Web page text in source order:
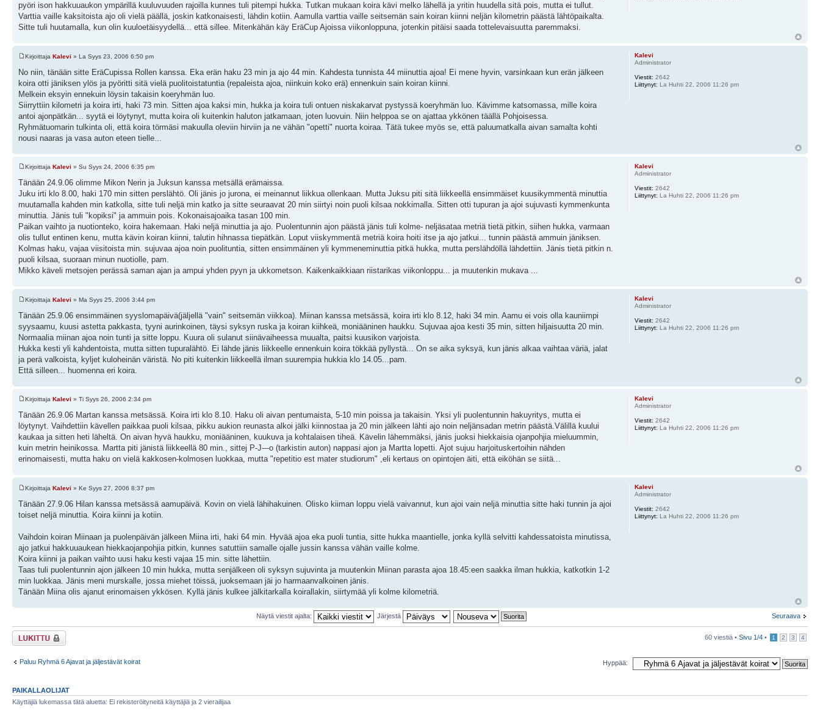
pyöri ison hakkuuaukon ympärillä kuuluvuuden rajoilla kunnes tuli pitempi hukka. Tutkan mukaan koira kävi melko lähellä ja yritin huudella sitä pois, mutta ei tullut.
Varttia vaille kaksitoista ajo oli vielä päällä, joskin katkonaisesti, lähdin kotiin. Aamulla varttia vaille seitsemän sain koiran kiinni neljän kilometrin päästä lähtöpaikalta.
Sitte tuli huutamalla, kun olin kuuloetäisyydellä... että sillee. Mitenkähän käy EräCup Ajoissa viikonloppuna, jotenkin pitäisi saada tottelevaisuutta paremmaksi.
Kirjoittaja Kalevi » La Syys 23, 2006 6:50 pm
No niin, tänään sitte EräCupissa Rollen kanssa. Eka erän haku 23 min ja ajo 44 min. Kahdesta tunnista 44 miinuttia ajoa! Ei mene hyvin, varsinkaan kun erän jälkeen
koira otti jäniksen ylös ja pyöritti sitä vielä puolitoistatuntia (repaleista ajoa, niinkuin koko erä) ennenkuin sain koiran kiinni.
Melkein eksyin ennekuin löysin takaisin koeryhmän luo.
Siirryttiin kilometri ja koira irti, haki 73 min. Sitten ajoa kaksi min, hukka ja koira tuli ontuen niskakarvat pystyssä koeryhmän luo. Kävimme katsomassa, mille koira
antoi ajonpätkän... syytä ei löytynyt, mutta koira oli kuitenkin haluton jatkamaan, joten luovuin. Niin helppoa se on ajattaa ykkönen täällä Pohjoisessa.
Ryhmätuomarin tulkinta oli, että koira törmäsi makuulla oleviin hirviin ja ne vähän "opetti" nuorta koiraa. Tätä tukee myös se, että paluumatkalla aivan samalta kohti
nousi naaras ja vasa auton eteen tielle...
Kalevi
Administrator
Viestit: 2642
Liittynyt: La Huhti 22, 2006 11:26 pm
Kirjoittaja Kalevi » Su Syys 24, 2006 6:35 pm
Tänään 24.9.06 olimme Mikon Nerin ja Juksun kanssa metsällä erämaissa.
Juku irti klo 8.00, haki 170 min sitten perslähtö. Oli jänis jo jurona, ei meinannut liikkua ollenkaan. Mutta Juksu piti sitä liikkeellä ensimmäiset kuusikymmentä minuttia
muutamalla kahden min katkolla, sitte tuli neljä min katko ja sitte seuraavat 20 min siirtyi noin puoli kilsaa nokkimalla. Sitten otti tupuran ja ajoi sujuvasti kymmenkunta
minuttia. Jänis tuli "kopiksi" ja ammuin pois. Kokonaisajoaika tasan 100 min.
Paikan vaihto ja nuotionteko, koira hakemaan. Haki neljä minuttia ja ajo. Puolentunnin ajon päästä jänis tuli kolme- neljäsataa metriä tietä pitkin, siihen hukka, varmaan
olis tullut entinen kenu, mutta kävin koiran kiinni, talutin hihnassa tiepätkän. Loput viiskymmentä metriä koira hoiti itse ja ajo jatkui... tunnin päästä ammuin jäniksen.
Kolmas haku, vajaa viisitoista min. sujuvaa ajoa noin puolituntia, sitten ensimmäinen yli kymmeneminuttia pitkä hukka, mutta perslähdöllä lähdettiin. Jänis tietä pitkin n.
puoli kilsaa, suoraan minun nuotiolle, pam.
Mikko käveli metsojen perässä saman ajan ja ampui yhden pyyn ja ukkometson. Kaikenkaikkiaan riistarikas viikonloppu... ja muutenkin mukava ...
Kalevi
Administrator
Viestit: 2642
Liittynyt: La Huhti 22, 2006 11:26 pm
Kirjoittaja Kalevi » Ma Syys 25, 2006 3:44 pm
Tänään 25.9.06 ensimmäinen syyslomapäivä(jäljellä "vain" seitsemän viikkoa). Miinan kanssa metsässä, koira irti klo 8.12, haki 34 min. Aamu ei vois olla kauniimpi
syysaamu, kuusi astetta pakkasta, tyyni aurinkoinen, täysi syksyn ruska ja koiran kiihkeä, moniääninen haukku. Sujuvaa ajoa kesti 35 min, sitten hiljaisuutta 20 min.
Normaalia miinan ajoa noin tunti ja sitte loppu. Kuura oli sulanut siinävaiheessa muualta, paitsi kuusikon varjoista.
Hukka kesti yli kahdentoista, mutta sitten tupuralähtö. Ei lähde jänis liikkeelle ennenkuin koira tökkää pyllystä... On se aika syksyä, kun jänis alkaa vaihtaa väriä, jalat
ja perä valkoista, kyljet kuloheinän väristä. No piti kuitenkin liikkeellä ilman suurempia hukkia klo 14.05...pam.
Että silleen... huomenna eri koira.
Kalevi
Administrator
Viestit: 2642
Liittynyt: La Huhti 22, 2006 11:26 pm
Kirjoittaja Kalevi » Ti Syys 26, 2006 2:34 pm
Tänään 26.9.06 Martan kanssa metsässä. Koira irti klo 8.10. Haku oli aivan pentumaista, 5-10 min poissa ja takaisin. Yksi yli puolentunnin hakuyritys, mutta ei
löytynyt. Vaihdettiin kävellen paikkaa puoli kilsaa, pikku aukion reunasta alkoi jälki kiinnostaa ja 20 min jälkeen lähti ajo noin neljänsadan metrin päästä.Välillä kuului
kaukaa ja sitten heti läheltä. On aivan hyvä haukku, moniääninen, kuukuva ja kohtalaisen tiheä. Kävelin lähemmäksi, jänis juoksi hiekkaisia ojanpohjia mieluummin,
kuin metrin heinikossa. Martta piti jänistä liikkeellä 80 min., sittej P-J---o (tarkistin auton) nappasi ajon ja Martta lopetti. Ajot sujuu harjoituskertoihin nähden
erinomaisesti, mutta haku on vielä kakkosen-kolmosen luokkaa, mutta "repetitio est mater studiorum" ,eli kertaus on opintojen äiti, että eiköhän se siitä...
Kalevi
Administrator
Viestit: 2642
Liittynyt: La Huhti 22, 2006 11:26 pm
Kirjoittaja Kalevi » Ke Syys 27, 2006 8:37 pm
Tänään 27.9.06 Hilan kanssa metsässä aamupäivä. Kovin on vielä lähihakuinen. Olisko kiiman loppu vielä vaivannut, kun ajoi vain neljä minuttia sitte haki tunnin ja ajoi
toiset neljä minuttia. Koira kiinni ja kotiin.
Vaihdoin koiran Miinaan ja puolenpäivän jälkeen Miina irti, haki 64 min. Hyvää ajoa eka puoli tuntia, sitte hukka maantielle, jonka kyllä selvitti kahdessatoista minutissa,
ajo jatkui hakkuuaukean hiekkaojanpohjia pitkin, kunnes satuttiin samalle ojalle jussin kanssa vähän vaille kolme.
Koira kiinni ja paikan vaihto uusi haku kesti vajaa 15 min. sitte lähettiin.
Taas tuli puolentunnin ajon jälkeen 10 min hukka, mutta senjälkeen oli syksyn sujuvinta ja muutenkin Miinan parasta ajoa 18.45:een saakka ilman hukkia, katkotkin 1-2
min luokkaa. Jänis meni murskalle, jossa miehet töissä, juoksemaan jäi jo harmaanvalkoinen jänis.
Tänään Miina olis ajanut erinomaisen ykkösen. Kyllä jänis kulkee jälkitarkalla koirallakin, siirtymää yli kolme kilometriä.
Kalevi
Administrator
Viestit: 2642
Liittynyt: La Huhti 22, 2006 11:26 pm
Seuraava
Näytä viestit ajalta: Järjestä
Viestiketju on
lukittu
60 viestiä • Sivu 1/4 • 1 2 3 4
Paluu Ryhmä 6 Ajavat ja jäljestävät koirat Hyppää:
PAIKALLAOLIJAT
Käyttäjiä lukemassa tätä aluetta: Ei rekisteröityneitä käyttäjiä ja 2 vierailijaa